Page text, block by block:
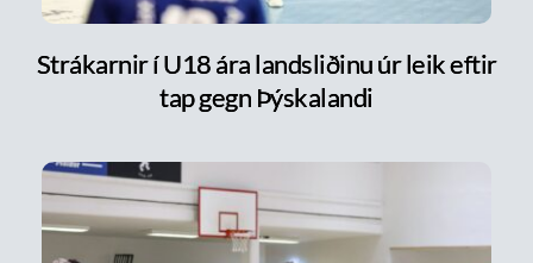
Strákarnir í U18 ára landsliðinu úr leik eftir
tap gegn Þýskalandi